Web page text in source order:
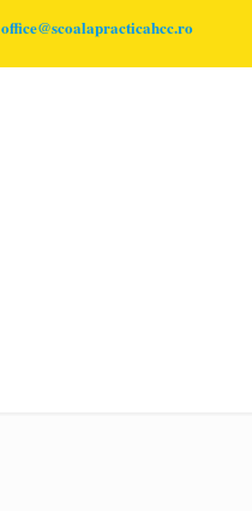
office@scoalapracticahcc.ro